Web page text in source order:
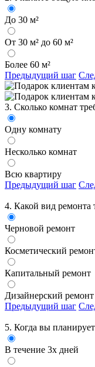
До 30 м²
От 30 м² до 60 м²
Более 60 м²
Предыдущий шаг
3. Сколько комнат
Одну комнату
Несколько комнат
Всю квартиру
Предыдущий шаг
4. Какой вид ремонта
Черновой ремонт
Косметический
Капитальный ремонт
Дизайнерский ремонт
Предыдущий шаг
5. Когда вы
В течение 3х дней